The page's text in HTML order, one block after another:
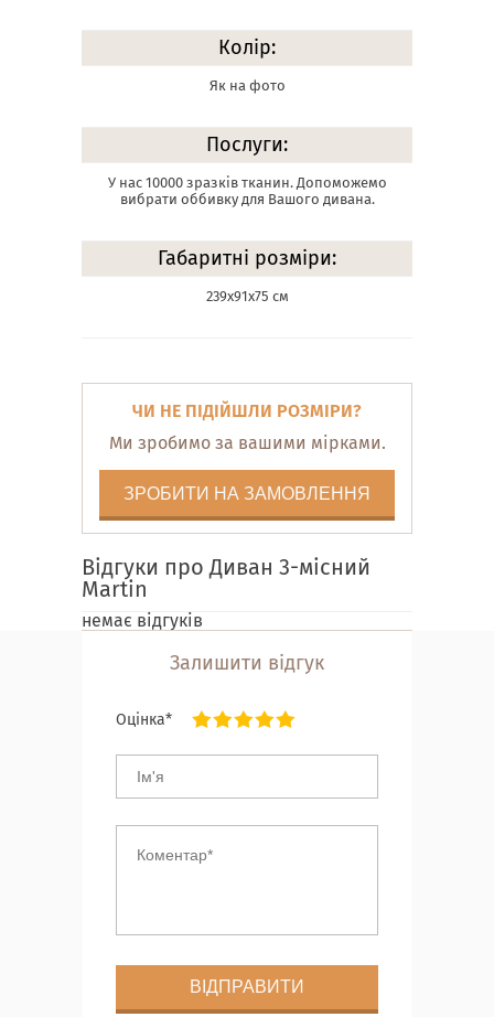
Колір:
Як на фото
Послуги:
У нас 10000 зразків тканин. Допоможемо
вибрати оббивку для Вашого дивана.
Габаритні розміри:
239х91х75 см
ЧИ НЕ ПІДІЙШЛИ РОЗМІРИ?
Ми зробимо за вашими мірками.
ЗРОБИТИ НА ЗАМОВЛЕННЯ
Відгуки про Диван 3-місний
Martin
немає відгуків
Залишити відгук
Оцінка*